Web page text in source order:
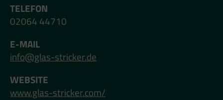
TELEFON
02064 44710
E-MAIL
info@glas-stricker.de
WEBSITE
www.glas-stricker.com/